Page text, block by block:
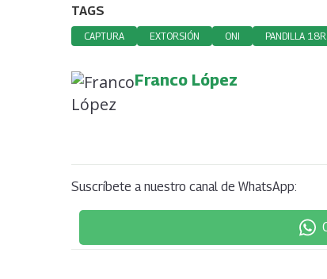
TAGS
CAPTURA EXTORSIÓN ONI PANDILLA 18R
Franco López
Suscríbete a nuestro canal de WhatsApp: